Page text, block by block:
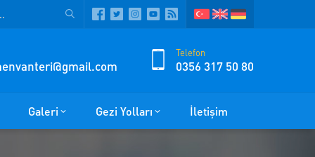
Telefon
0356 317 50 80
Galeri Gezi Yolları İletişim